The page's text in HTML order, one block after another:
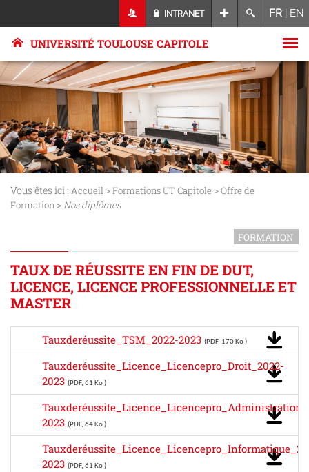
INTRANET FR | EN
UNIVERSITÉ TOULOUSE CAPITOLE
Vous êtes ici : Accueil >Formations UT Capitole >Offre de
Formation >Nos diplômes
FORMATION
TAUX DE RÉUSSITE EN FIN DE DUT,
LICENCE, LICENCE PROFESSIONNELLE ET
MASTER
Tauxderéussite_TSM_2022-2023 (PDF, 170 Ko )
Tauxderéussite_Licence_Licencepro_Droit_2022-
2023 (PDF, 61 Ko )
2023 (PDF, 64 Ko )
2023 (PDF, 61 Ko )